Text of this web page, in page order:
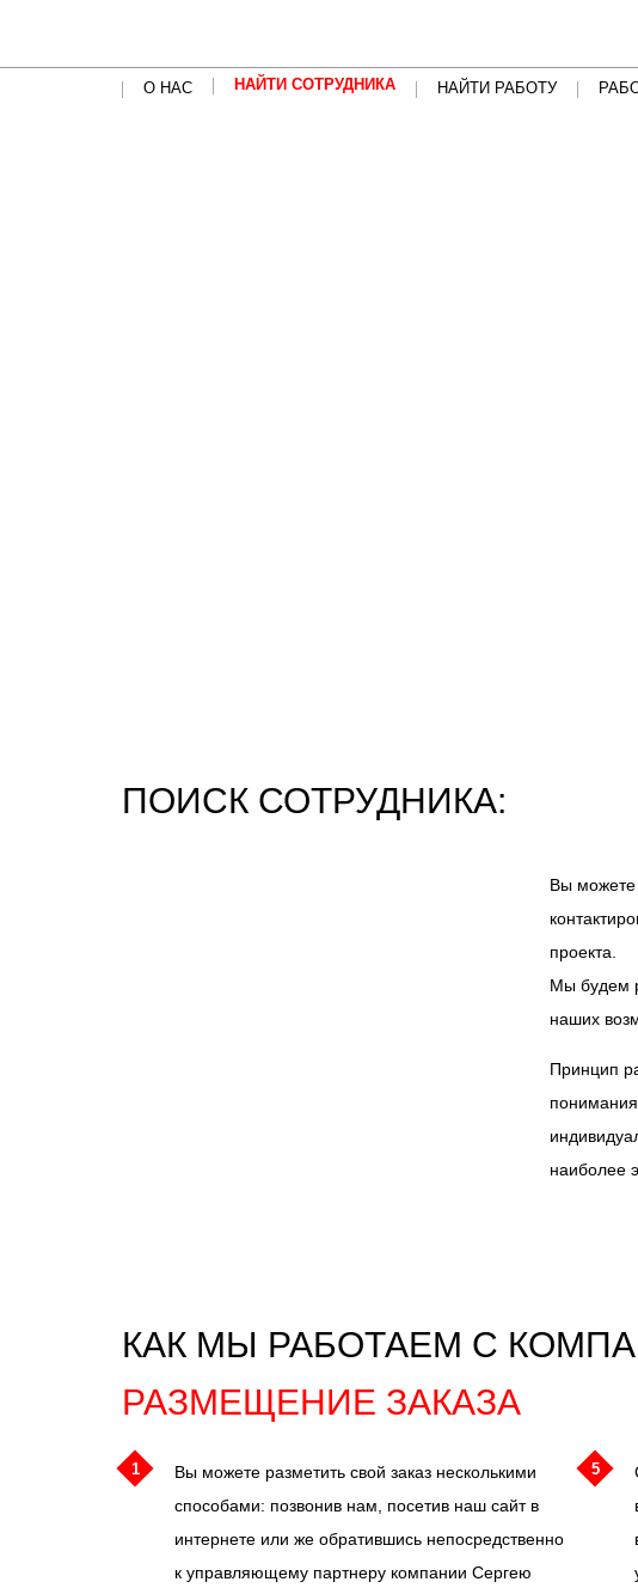
О НАС НАЙТИ СОТРУДНИКА НАЙТИ РАБОТУ
ПОИСК СОТРУДНИКА:
Вы можете
проекта.
Мы будем
наших
Принцип
наиболее
КАК МЫ РАБОТАЕМ С
РАЗМЕЩЕНИЕ ЗАКАЗА
1
Вы можете разметить свой заказ несколькими
способами: позвонив нам, посетив наш сайт в
интернете или же обратившись непосредственно
к управляющему партнеру компании Сергею
5